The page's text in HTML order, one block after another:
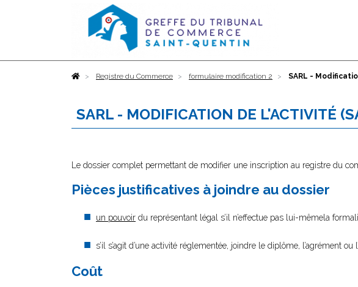
AccueilRegistre du Commerce formulaire modification 2 SARL -
SARL - MODIFICATION DE L'ACTIVITÉ
Le dossier complet permettant de modifier une inscription au registre du
Pièces justificatives à joindre au dossier
un pouvoir du représentant légal s’il n’effectue pas lui-mêmela
s’il s’agit d’une activité réglementée, joindre le diplôme, l’agrément
Coût